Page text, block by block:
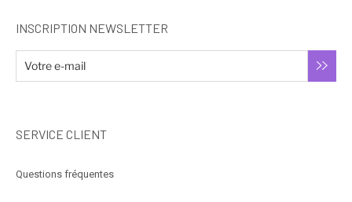
INSCRIPTION NEWSLETTER
SERVICE CLIENT
Questions fréquentes